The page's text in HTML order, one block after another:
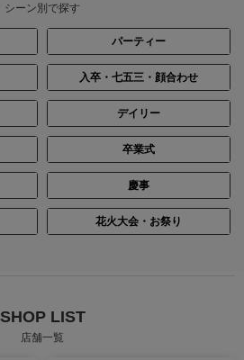
シーン別で探す
パーティー
入卒・七五三・顔合わせ
デイリー
卒業式
慶事
花火大会・お祭り
SHOP LIST
店舗一覧